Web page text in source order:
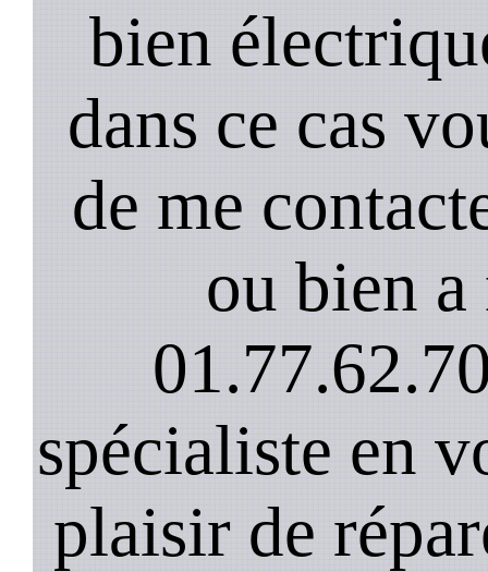
bien
dans ce cas
de me
ou bien
spécialiste en
plaisir de